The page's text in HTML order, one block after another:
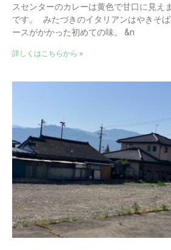
スセンターのカレーは黄色で甘口に見え
です。 みたづきのイタリアンはやきそ
ースがかかった初めての味。 &n
詳しくはこちらから »